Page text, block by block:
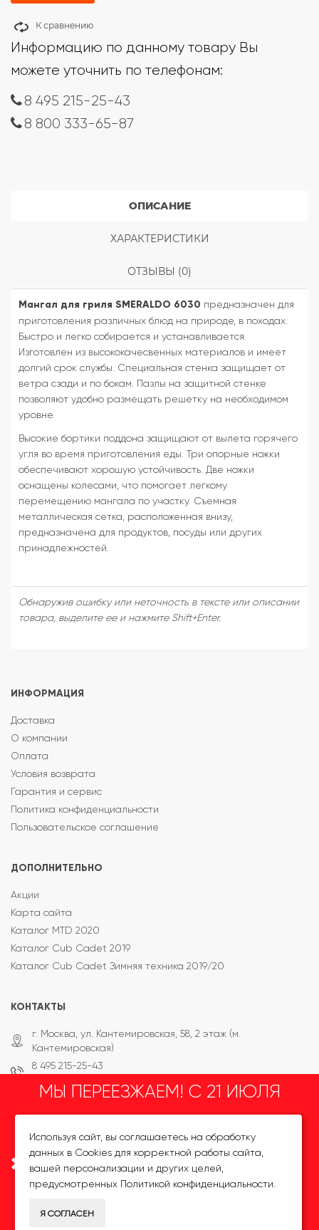
К сравнению
Информацию по данному товару Вы
можете уточнить по телефонам:
8 495 215-25-43
8 800 333-65-87
ОПИСАНИЕ
ХАРАКТЕРИСТИКИ
ОТЗЫВЫ (0)
Мангал для гриля SMERALDO 6030 предназначен для
приготовления различных блюд на природе, в походах.
Быстро и легко собирается и устанавливается.
Изготовлен из высококачесвенных материалов и имеет
долгий срок службы. Специальная стенка защищает от
ветра сзади и по бокам. Пазлы на защитной стенке
позволяют удобно размещать решетку на необходимом
уровне.
Высокие бортики поддона защищают от вылета горячего
угля во время приготовления еды. Три опорные ножки
обеспечивают хорошую устойчивость. Две ножки
оснащены колесами, что помогает легкому
перемещению мангала по участку. Съемная
металлическая сетка, расположенная внизу,
предназначена для продуктов, посуды или других
принадлежностей.
Обнаружив ошибку или неточность в тексте или описании
товара, выделите ее и нажмите Shift+Enter.
ИНФОРМАЦИЯ
Доставка
О компании
Оплата
Условия возврата
Гарантия и сервис
Политика конфиденциальности
Пользовательское соглашение
ДОПОЛНИТЕЛЬНО
Акции
Карта сайта
Каталог MTD 2020
Каталог Cub Cadet 2019
Каталог Cub Cadet Зимняя техника 2019/20
КОНТАКТЫ
г. Москва, ул. Кантемировская, 58, 2 этаж (м.
Кантемировская)
8 495 215-25-43
info@mt-tehnika.ru
пн - пт: 10:00 — 20:00 сб - вс: 10:00 — 18:00
Используя сайт, вы соглашаетесь на обработку
данных в Cookies для корректной работы сайта,
вашей персонализации и других целей,
предусмотренных Политикой конфиденциальности
Я СОГЛАСЕН
Официальный дилер Yard Fox, Cub Cadet, WOLF-Garten ©
2010 - 2026
МЫ ПЕРЕЕЗЖАЕМ! С 21 ИЮЛЯ
МАГАЗИН БУДЕТ РАБОТАТЬ
ПО НОВОМУ АДРЕСУ.